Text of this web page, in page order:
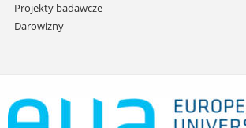
Projekty badawcze
Darowizny